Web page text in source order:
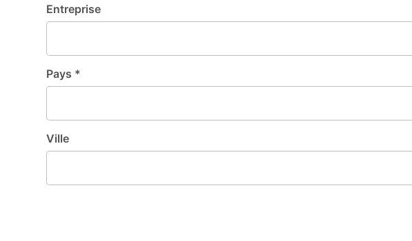
Entreprise
Pays *
Ville